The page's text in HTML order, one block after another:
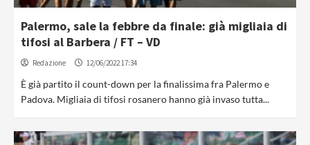
Palermo, sale la febbre da finale: già migliaia di
tifosi al Barbera / FT – VD
Redazione 12/06/2022 17:34
È già partito il count-down per la finalissima fra Palermo e
Padova. Migliaia di tifosi rosanero hanno già invaso tutta...